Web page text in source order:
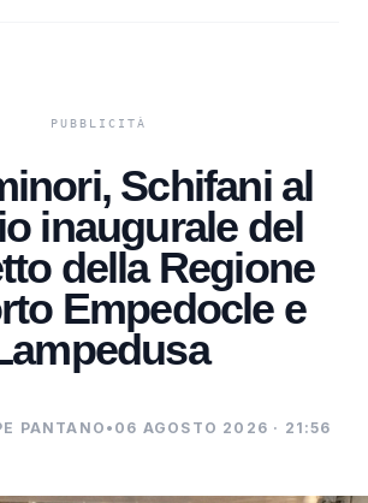
Schifani al
inaugurale del
della Regione
Empedocle e
PANTANO • 06 AGOSTO 2026 · 21:56